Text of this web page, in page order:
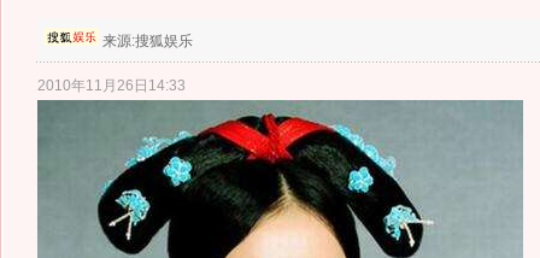
来源:搜狐娱乐
2010年11月26日14:33